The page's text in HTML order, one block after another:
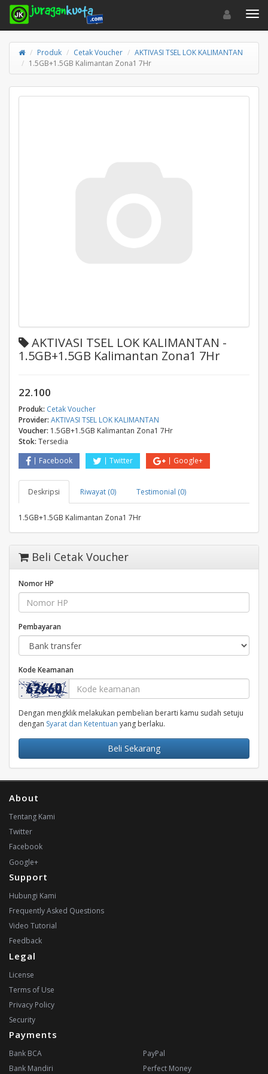
Toggle
Produk Cetak Voucher
AKTIVASI TSEL LOK KALIMANTAN
1.5GB+1.5GB Kalimantan Zona1 7Hr
AKTIVASI TSEL LOK KALIMANTAN -
1.5GB+1.5GB Kalimantan Zona1 7Hr
22.100
Produk: Cetak Voucher
Provider: AKTIVASI TSEL LOK KALIMANTAN
Voucher: 1.5GB+1.5GB Kalimantan Zona1 7Hr
Stok: Tersedia
Facebook
Twitter Google+
Deskripsi Riwayat (0) Testimonial (0)
1.5GB+1.5GB Kalimantan Zona1 7Hr
Beli Cetak Voucher
Nomor HP
Pembayaran
Kode Keamanan
Dengan mengklik melakukan pembelian berarti kamu sudah setuju
dengan Syarat dan Ketentuan yang berlaku.
Beli Sekarang
About
Tentang Kami
Twitter
Facebook
Google+
Support
Hubungi Kami
Frequently Asked Questions
Video Tutorial
Feedback
Legal
License
Terms of Use
Privacy Policy
Security
Payments
Bank BCA
Bank Mandiri
PayPal
Perfect Money